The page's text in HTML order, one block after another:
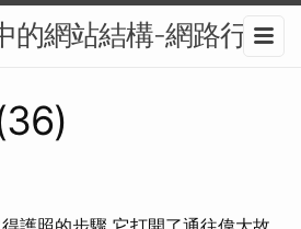
的網站結構-網路行銷